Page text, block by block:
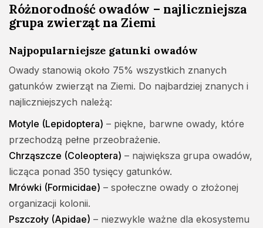
Różnorodność owadów – najliczniejsza
grupa zwierząt na Ziemi
Najpopularniejsze gatunki owadów
Owady stanowią około 75% wszystkich znanych
gatunków zwierząt na Ziemi. Do najbardziej znanych i
najliczniejszych należą:
Motyle (Lepidoptera) – piękne, barwne owady, które
przechodzą pełne przeobrażenie.
Chrząszcze (Coleoptera) – największa grupa owadów,
licząca ponad 350 tysięcy gatunków.
Mrówki (Formicidae) – społeczne owady o złożonej
organizacji kolonii.
Pszczoły (Apidae) – niezwykle ważne dla ekosystemu